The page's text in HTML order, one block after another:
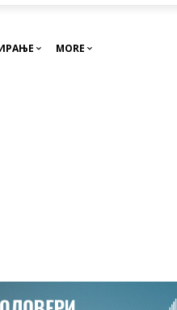
MORE